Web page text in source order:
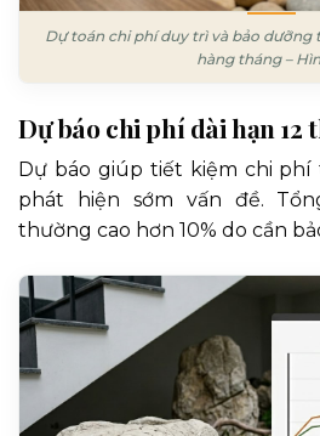
Dự toán chi phí duy trì và bảo dưỡng
hàng tháng –
Dự báo chi phí dài hạn 12
Dự báo giúp tiết kiệm chi phí
phát hiện sớm vấn đề.
thường cao hơn 10% do cần